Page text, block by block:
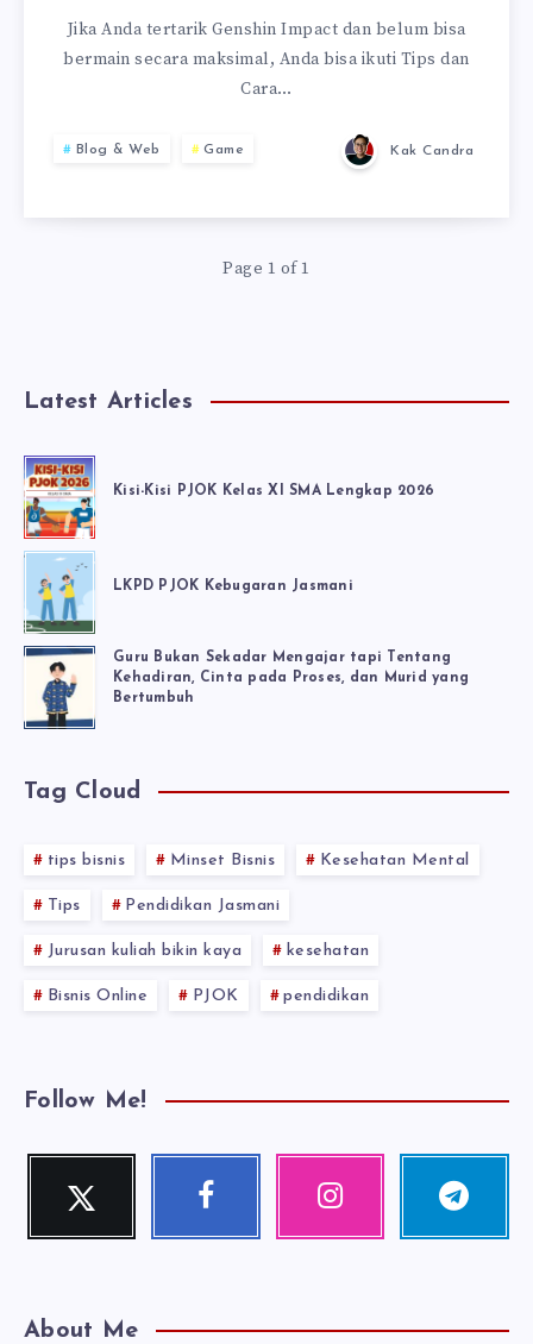
Jika Anda tertarik Genshin Impact dan belum bisa
bermain secara maksimal, Anda bisa ikuti Tips dan
Cara…
Blog & Web Game Kak Candra
Page 1 of 1
Latest Articles
Kisi-Kisi PJOK Kelas XI SMA Lengkap 2026
LKPD PJOK Kebugaran Jasmani
Guru Bukan Sekadar Mengajar tapi Tentang
Kehadiran, Cinta pada Proses, dan Murid yang
Bertumbuh
Tag Cloud
tips bisnis Minset Bisnis Kesehatan Mental
Tips Pendidikan Jasmani
Jurusan kuliah bikin kaya kesehatan
Bisnis Online PJOK pendidikan
Follow Me!
Twitter
Follow
Facebook Instagram Telegram
Follow
About Me